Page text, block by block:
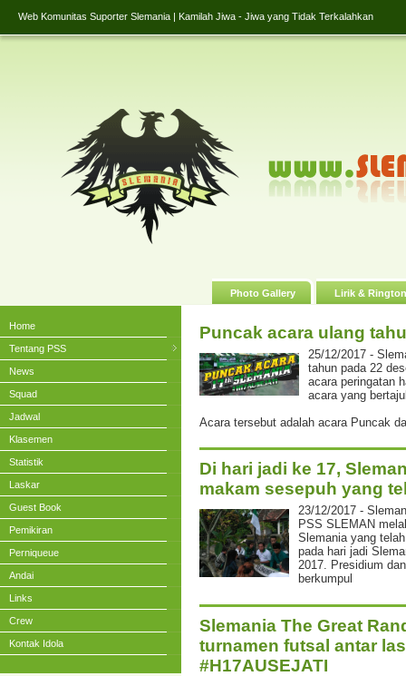
Web Komunitas Suporter Slemania | Kamilah Jiwa - Jiwa yang Tidak Terkalahkan
Lirik &
Photo Gallery
Home
Tentang PSS
News
Squad
Jadwal
Klasemen
Statistik
Laskar
Guest Book
Pemikiran
Perniqueue
Andai
Links
Crew
Kontak Idola
Puncak acara ulang
25/12/2017 -
tahun pada 22
acara peringatan
acara yang
Acara tersebut adalah acara Puncak
Di hari jadi ke 17,
makam sesepuh yang
23/12/2017 -
PSS SLEMAN
Slemania yang
pada hari jadi
2017. Presidium
berkumpul
Slemania The Great
turnamen futsal antar
#H17AUSEJATI